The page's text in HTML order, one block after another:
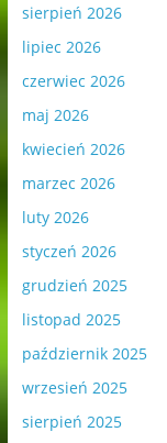
sierpień 2026
lipiec 2026
czerwiec 2026
maj 2026
kwiecień 2026
marzec 2026
luty 2026
styczeń 2026
grudzień 2025
listopad 2025
październik 2025
wrzesień 2025
sierpień 2025